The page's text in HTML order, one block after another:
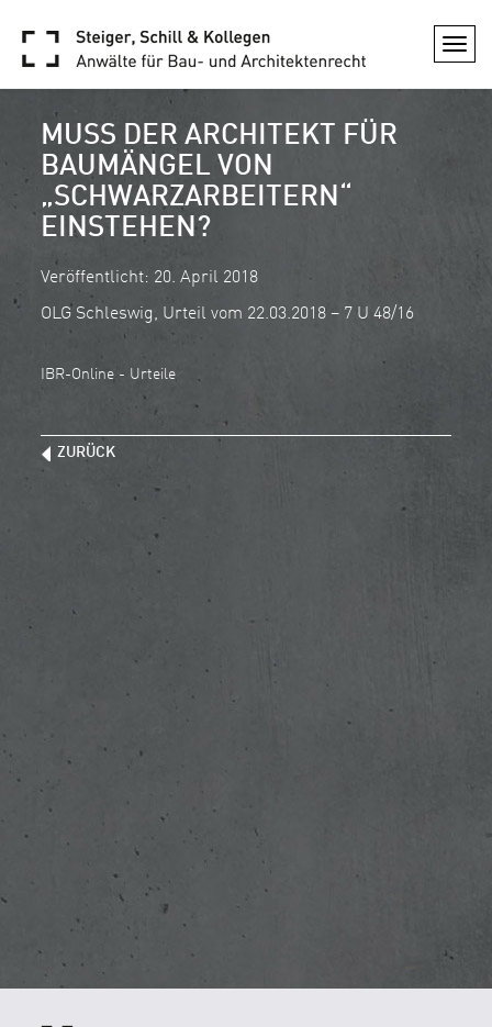
MUSS DER ARCHITEKT FÜR
BAUMÄNGEL VON
„SCHWARZARBEITERN“
EINSTEHEN?
Veröffentlicht: 20. April 2018
OLG Schleswig, Urteil vom 22.03.2018 – 7 U 48/16
IBR-Online - Urteile
ZURÜCK